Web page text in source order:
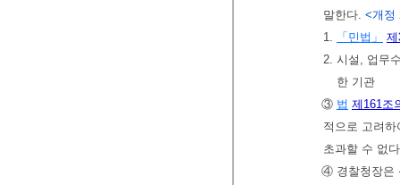
말한다. <개정
1.
「민법」
2. 시설, 업무
한 기관
③ 법 제161조
적으로 고려
초과할 수 없
④ 경찰청장은